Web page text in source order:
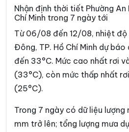
Phường Bình Trị Đông
Phường Cát Lái
Phường Cầu Ông Lãnh
Phường Chánh Hưng
Phường Chợ Lớn
Phường Đông Hòa
Nhận định thời tiết Phường An
Chí Minh trong 7 ngày tới
Từ 06/08 đến 12/08, nhiệt độ
Đông, TP. Hồ Chí Minh dự
đến 33°C. Mức cao nhất rơi
(33°C), còn mức thấp nhất
(25°C).
Trong 7 ngày có dữ liệu lượng
mm trở lên; tổng lượng mưa